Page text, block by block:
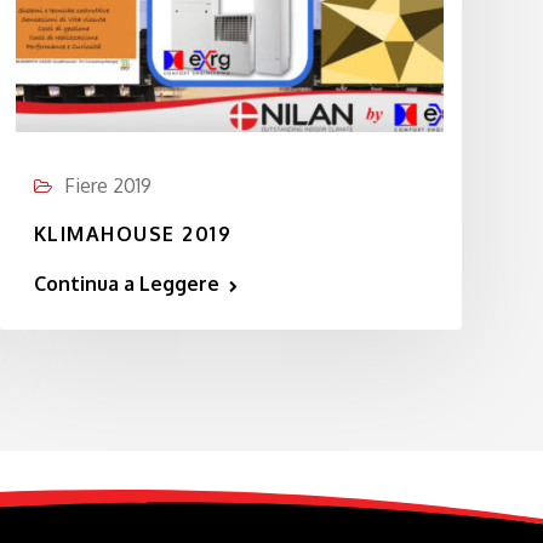
Fiere 2019
KLIMAHOUSE 2019
Continua a Leggere